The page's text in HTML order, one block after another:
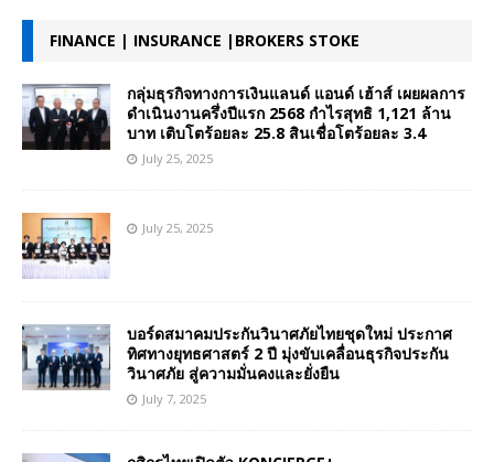
FINANCE | INSURANCE |BROKERS STOKE
กลุ่มธุรกิจทางการเงินแลนด์ แอนด์ เฮ้าส์ เผยผลการ
ดำเนินงานครึ่งปีแรก 2568 กำไรสุทธิ 1,121 ล้าน
บาท เติบโตร้อยละ 25.8 สินเชื่อโตร้อยละ 3.4
July 25, 2025
July 25, 2025
บอร์ดสมาคมประกันวินาศภัยไทยชุดใหม่ ประกาศ
ทิศทางยุทธศาสตร์ 2 ปี มุ่งขับเคลื่อนธุรกิจประกัน
วินาศภัย สู่ความมั่นคงและยั่งยืน
July 7, 2025